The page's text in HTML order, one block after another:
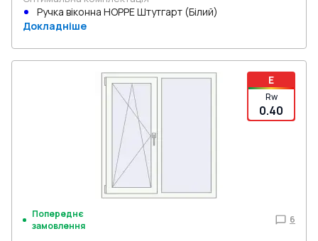
Ручка віконна HOPPE Штутгарт (Білий)
Докладніше
E
Rw
0.40
Попереднє
замовлення
6